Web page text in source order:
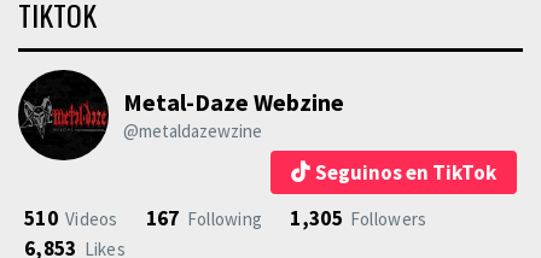
TIKTOK
Metal-Daze Webzine
@metaldazewzine
Seguinos en TikTok
510 Videos 167 Following 1,305 Followers
6,853 Likes